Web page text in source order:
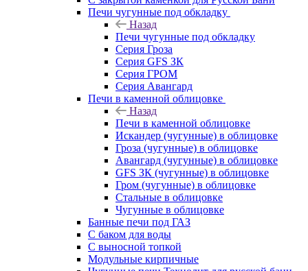
Печи чугунные под обкладку
Назад
Печи чугунные под обкладку
Серия Гроза
Серия GFS ЗК
Серия ГРОМ
Серия Авангард
Печи в каменной облицовке
Назад
Печи в каменной облицовке
Искандер (чугунные) в облицовке
Гроза (чугунные) в облицовке
Авангард (чугунные) в облицовке
GFS ЗК (чугунные) в облицовке
Гром (чугунные) в облицовке
Стальные в облицовке
Чугунные в облицовке
Банные печи под ГАЗ
С баком для воды
С выносной топкой
Модульные кирпичные